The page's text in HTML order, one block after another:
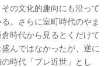
の文化的趣向にも沿って
。さらに室町時代のやま
時代から見るとくだけて
んではなかったが、逆に
時代「プレ近世」とし